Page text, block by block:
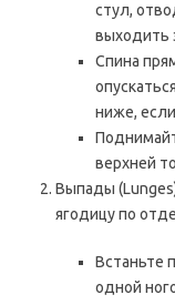
стул,
выходить
Спина
ниже,
верхней
Выпады
ягодицу по
Встаньте
одной